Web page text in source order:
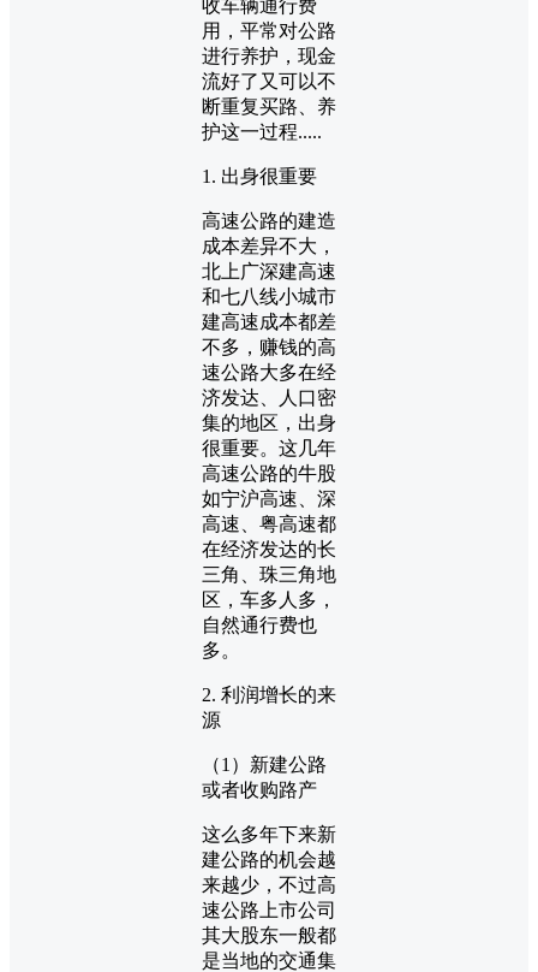
收车辆通行费
用，平常对公路
进行养护，现金
流好了又可以不
断重复买路、养
护这一过程.....
1. 出身很重要
高速公路的建造
成本差异不大，
北上广深建高速
和七八线小城市
建高速成本都差
不多，赚钱的高
速公路大多在经
济发达、人口密
集的地区，出身
很重要。这几年
高速公路的牛股
如宁沪高速、深
高速、粤高速都
在经济发达的长
三角、珠三角地
区，车多人多，
自然通行费也
多。
2. 利润增长的来
源
（1）新建公路
或者收购路产
这么多年下来新
建公路的机会越
来越少，不过高
速公路上市公司
其大股东一般都
是当地的交通集